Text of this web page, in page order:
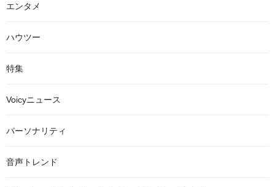
エンタメ
ハウツー
特集
Voicyニュース
パーソナリティ
音声トレンド